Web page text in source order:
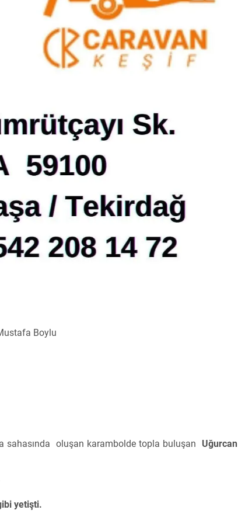
Boylu
sahasında oluşan karambolde topla buluşan Uğurcan
yetişti.